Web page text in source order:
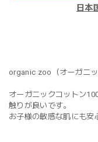
日本
organic zoo（オーガニ
オーガニックコットン
触りが良いです。
お子様の敏感な肌にも安